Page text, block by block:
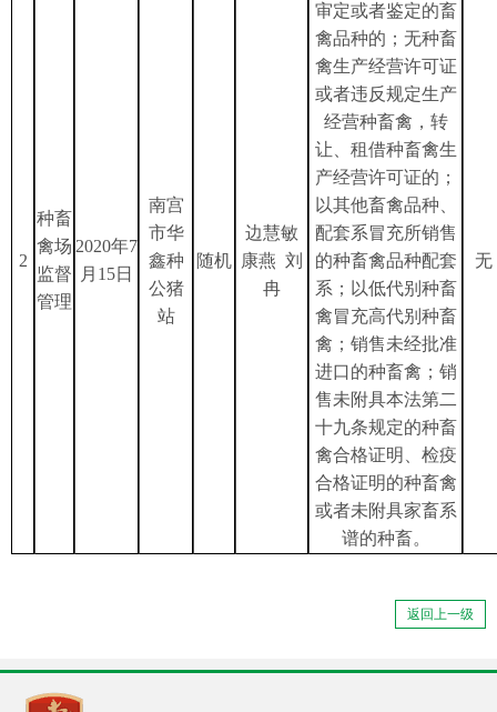
2
种畜
禽场
监督
管理
2020年7
月15日
南宫
市华
鑫种
公猪
站
随机
边慧敏
康燕 刘
冉
审定或者鉴定的畜
禽品种的；无种畜
禽生产经营许可证
或者违反规定生产
经营种畜禽，转
让、租借种畜禽生
产经营许可证的；
以其他畜禽品种、
配套系冒充所销售
的种畜禽品种配套
系；以低代别种畜
禽冒充高代别种畜
禽；销售未经批准
进口的种畜禽；销
售未附具本法第二
十九条规定的种畜
禽合格证明、检疫
合格证明的种畜禽
或者未附具家畜系
谱的种畜。
无
返回上一级